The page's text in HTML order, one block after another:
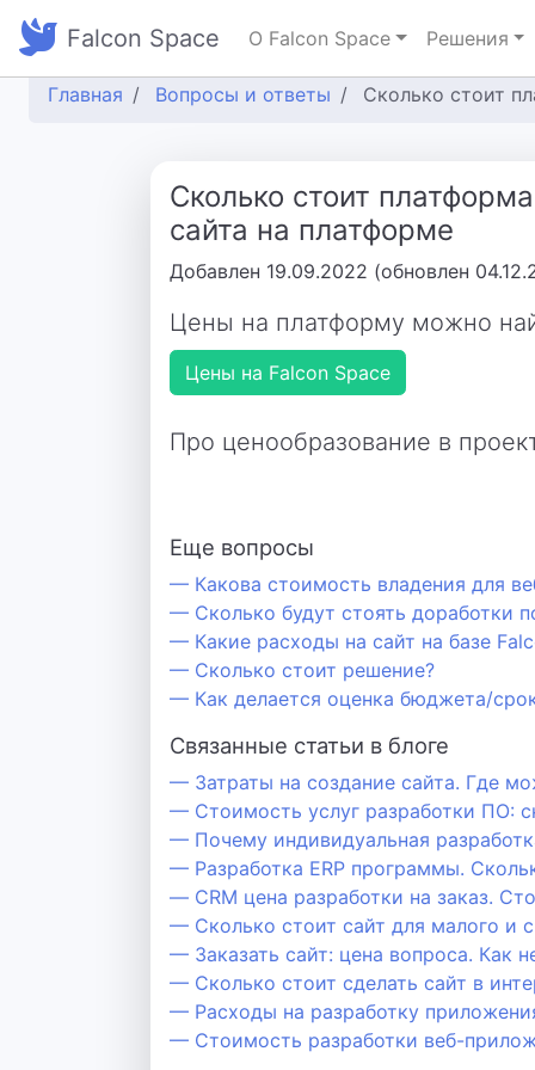
Falcon Space О Falcon Space Решения
Главная Вопросы и ответы Сколько стоит
Сколько стоит
сайта на платформе
Добавлен 19.09.2022 (обновлен
Цены на платформу можно
Цены на Falcon Space
Про ценообразование в
Еще вопросы
— Какова стоимость владения для
— Сколько будут стоять доработки
— Какие расходы на сайт на базе
— Сколько стоит решение?
— Как делается оценка бюджета/
Связанные статьи в блоге
— Затраты на создание сайта. Где
— Стоимость услуг разработки ПО:
— Почему индивидуальная
— Разработка ERP программы.
— CRM цена разработки на заказ.
— Сколько стоит сайт для малого и
— Заказать сайт: цена вопроса. Как
— Сколько стоит сделать сайт в
— Расходы на разработку
— Стоимость разработки веб-